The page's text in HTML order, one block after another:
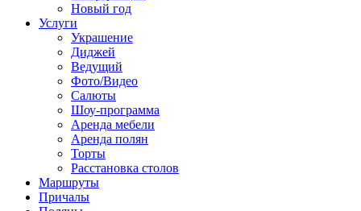
Новый год
Услуги
Украшение
Диджей
Ведущий
Фото/Видео
Салюты
Шоу-программа
Аренда мебели
Аренда полян
Торты
Расстановка столов
Маршруты
Причалы